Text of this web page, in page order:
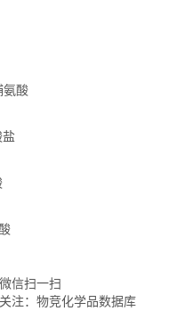
氨酸
微信扫一扫
关注：物竞化学品数据库